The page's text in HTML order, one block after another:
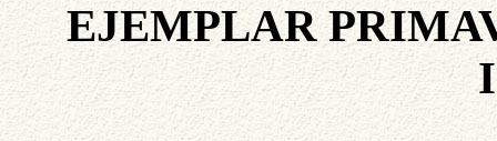
EJEMPLAR